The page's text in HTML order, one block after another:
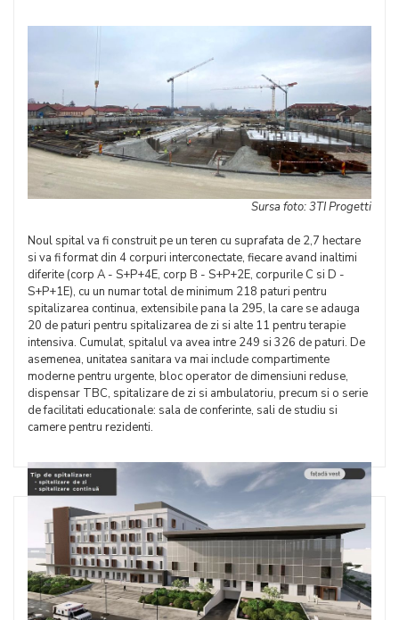
Sursa foto: 3TI Progetti
Noul spital va fi construit pe un teren cu suprafata de 2,7 hectare
si va fi format din 4 corpuri interconectate, fiecare avand inaltimi
diferite (corp A - S+P+4E, corp B - S+P+2E, corpurile C si D -
S+P+1E), cu un numar total de minimum 218 paturi pentru
spitalizarea continua, extensibile pana la 295, la care se adauga
20 de paturi pentru spitalizarea de zi si alte 11 pentru terapie
intensiva. Cumulat, spitalul va avea intre 249 si 326 de paturi. De
asemenea, unitatea sanitara va mai include compartimente
moderne pentru urgente, bloc operator de dimensiuni reduse,
dispensar TBC, spitalizare de zi si ambulatoriu, precum si o serie
de facilitati educationale: sala de conferinte, sali de studiu si
camere pentru rezidenti.